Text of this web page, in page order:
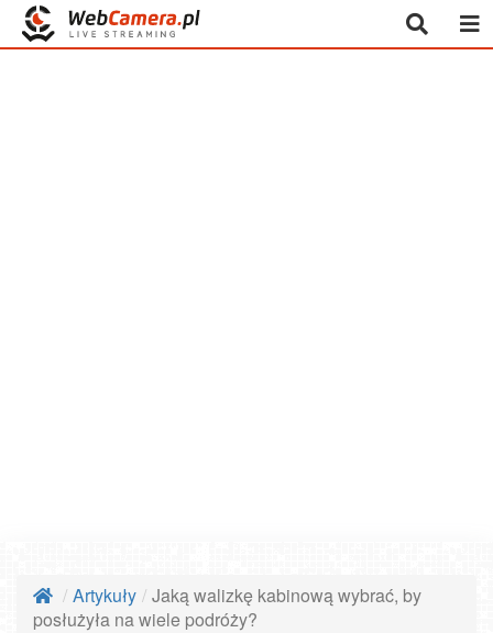
Artykuły
Jaką walizkę kabinową wybrać, by
posłużyła na wiele podróży?